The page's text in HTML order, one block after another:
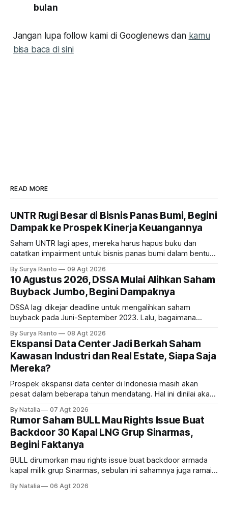
bulan
Jangan lupa follow kami di Googlenews dan kamu
bisa baca di sini
READ MORE
UNTR Rugi Besar di Bisnis Panas Bumi, Begini
Dampak ke Prospek Kinerja Keuangannya
Saham UNTR lagi apes, mereka harus hapus buku dan
catatkan impairment untuk bisnis panas bumi dalam bentuk
bisnis UNTR?
By Surya Rianto 09 Agt 2026
10 Agustus 2026, DSSA Mulai Alihkan Saham
Buyback Jumbo, Begini Dampaknya
DSSA lagi dikejar deadline untuk mengalihkan saham
buyback pada Juni-September 2023. Lalu, bagaimana
By Surya Rianto 08 Agt 2026
Ekspansi Data Center Jadi Berkah Saham
Kawasan Industri dan Real Estate, Siapa Saja
Mereka?
Prospek ekspansi data center di Indonesia masih akan
pesat dalam beberapa tahun mendatang. Hal ini dinilai akan
estate, ada siapa saja mereka?
By Natalia 07 Agt 2026
Rumor Saham BULL Mau Rights Issue Buat
Backdoor 30 Kapal LNG Grup Sinarmas,
Begini Faktanya
BULL dirumorkan mau rights issue buat backdoor armada
kapal milik grup Sinarmas, sebulan ini sahamnya juga ramai
masih menarik dilirik?
By Natalia 06 Agt 2026